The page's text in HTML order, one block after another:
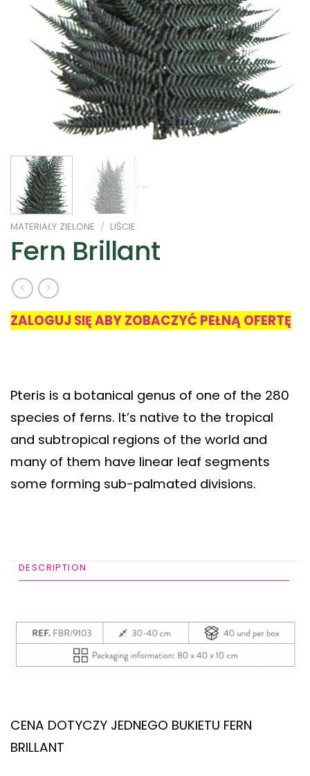
MATERIAŁY ZIELONE / LIŚCIE
Fern Brillant
ZALOGUJ SIĘ ABY ZOBACZYĆ PEŁNĄ OFERTĘ
Pteris is a botanical genus of one of the 280
species of ferns. It’s native to the tropical
and subtropical regions of the world and
many of them have linear leaf segments
some forming sub-palmated divisions.
DESCRIPTION
CENA DOTYCZY JEDNEGO BUKIETU FERN
BRILLANT